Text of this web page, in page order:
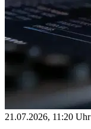
21.07.2026, 11:20 Uhr